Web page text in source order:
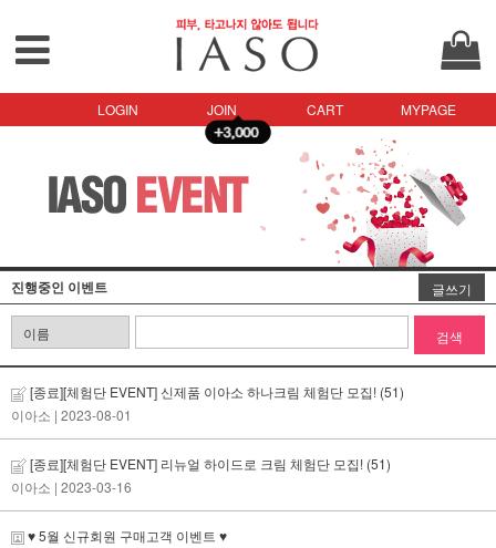
LOGIN JOIN CART MYPAGE
진행중인 이벤트 글쓰기
검색
[종료][체험단 EVENT] 신제품 이아소 하나크림 체험단 모집! (51)
이아소 | 2023-08-01
[종료][체험단 EVENT] 리뉴얼 하이드로 크림 체험단 모집! (51)
이아소 | 2023-03-16
♥ 5월 신규회원 구매고객 이벤트 ♥